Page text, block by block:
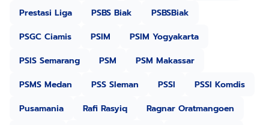
Prestasi Liga
PSBS Biak
PSBSBiak
PSGC Ciamis
PSIM
PSIM Yogyakarta
PSIS Semarang
PSM
PSM Makassar
PSMS Medan
PSS Sleman PSSI
PSSI Komdis
Pusamania
Rafi Rasyiq
Ragnar Oratmangoen